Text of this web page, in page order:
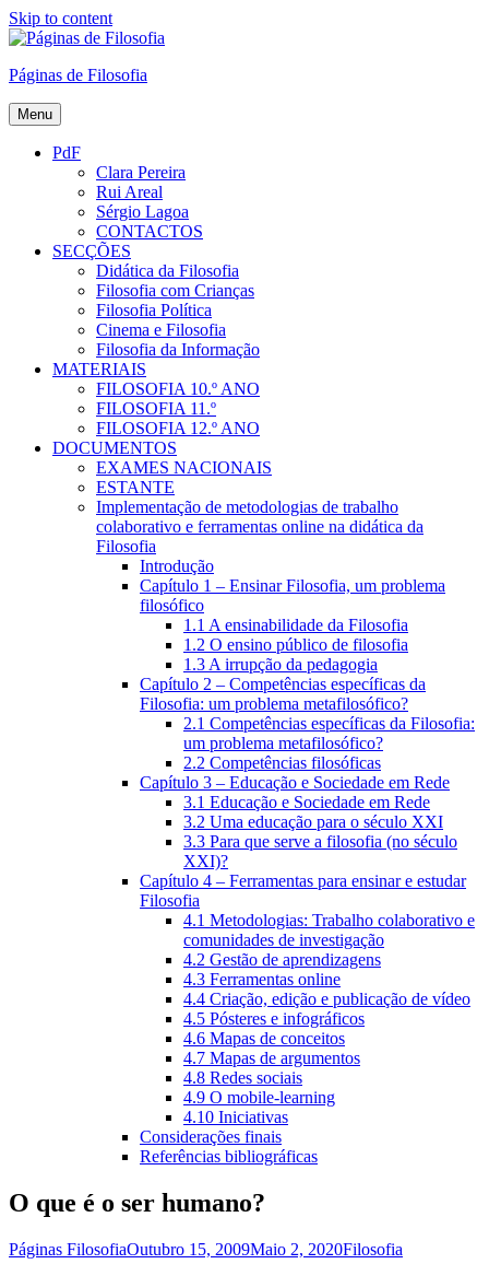
Skip to content
Páginas de Filosofia
Menu
PdF
Clara Pereira
Rui Areal
Sérgio Lagoa
CONTACTOS
SECÇÕES
Didática da Filosofia
Filosofia com Crianças
Filosofia Política
Cinema e Filosofia
Filosofia da Informação
MATERIAIS
FILOSOFIA 10.º ANO
FILOSOFIA 11.º
FILOSOFIA 12.º ANO
DOCUMENTOS
EXAMES NACIONAIS
ESTANTE
Implementação de metodologias de trabalho
colaborativo e ferramentas online na didática da
Filosofia
Introdução
Capítulo 1 – Ensinar Filosofia, um problema
filosófico
1.1 A ensinabilidade da Filosofia
1.2 O ensino público de filosofia
1.3 A irrupção da pedagogia
Capítulo 2 – Competências específicas da
Filosofia: um problema metafilosófico?
2.1 Competências específicas da Filosofia:
um problema metafilosófico?
2.2 Competências filosóficas
Capítulo 3 – Educação e Sociedade em Rede
3.1 Educação e Sociedade em Rede
3.2 Uma educação para o século XXI
3.3 Para que serve a filosofia (no século
XXI)?
Capítulo 4 – Ferramentas para ensinar e estudar
Filosofia
4.1 Metodologias: Trabalho colaborativo e
comunidades de investigação
4.2 Gestão de aprendizagens
4.3 Ferramentas online
4.4 Criação, edição e publicação de vídeo
4.5 Pósteres e infográficos
4.6 Mapas de conceitos
4.7 Mapas de argumentos
4.8 Redes sociais
4.9 O mobile-learning
4.10 Iniciativas
Considerações finais
Referências bibliográficas
O que é o ser humano?
Páginas FilosofiaOutubro 15, 2009Maio 2, 2020Filosofia